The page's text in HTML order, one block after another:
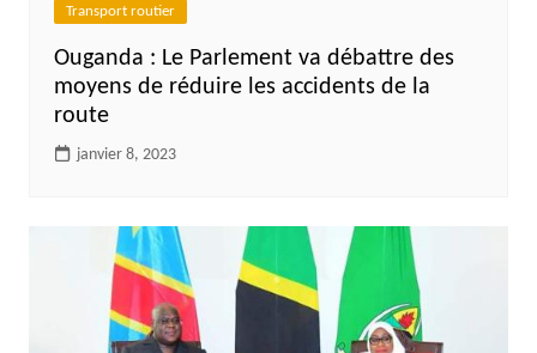
Transport routier
Ouganda : Le Parlement va débattre des
moyens de réduire les accidents de la
route
janvier 8, 2023